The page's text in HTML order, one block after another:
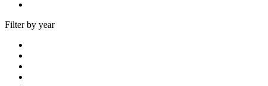
Filter by year